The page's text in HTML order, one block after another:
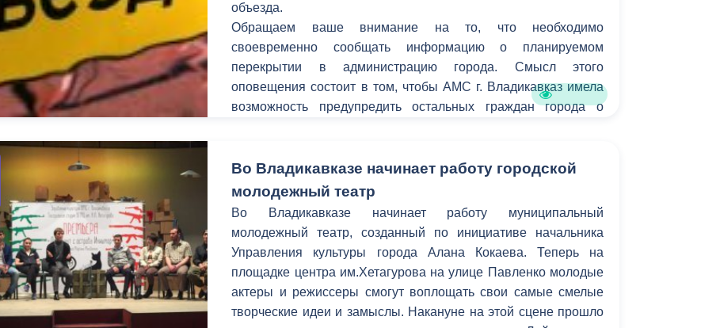
о результатах
Порядок обжалования решений и
действий органов местного
самоуправления
Информация финансового
органа
Бесплатная юридическая помощь
контроль Выборы 2026
объезда.
Обращаем ваше внимание на то, что необходимо
своевременно сообщать информацию о планируемом
перекрытии в администрацию города. Смысл этого
оповещения состоит в том, чтобы АМС г. Владикавказ имела
возможность предупредить остальных граждан города о
Во Владикавказе начинает работу городской
молодежный театр
Во Владикавказе начинает работу муниципальный
молодежный театр, созданный по инициативе начальника
Управления культуры города Алана Кокаева. Теперь на
площадке центра им.Хетагурова на улице Павленко молодые
актеры и режиссеры смогут воплощать свои самые смелые
творческие идеи и замыслы. Накануне на этой сцене прошло